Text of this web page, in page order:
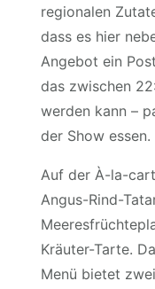
regionalen
dass es hier
Angebot ein
das zwischen
werden kann –
der Show essen.
Auf der À-la-
Angus-Rind-
Kräuter-Tarte.
Menü bietet